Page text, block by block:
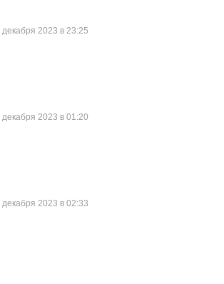
декабря 2023 в 23:25
декабря 2023 в 01:20
декабря 2023 в 02:33